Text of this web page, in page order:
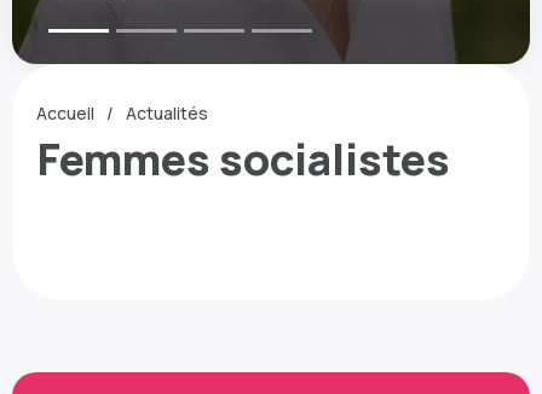
Accueil Actualités
Femmes socialistes